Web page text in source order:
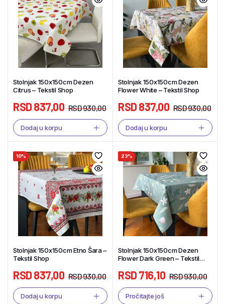
Stolnjak 150x150cm Dezen
Citrus – Tekstil Shop
RSD930,00
RSD837,00
Dodaj u korpu
Stolnjak 150x150cm Dezen
Flower White – Tekstil Shop
RSD930,00
RSD837,00
Dodaj u korpu
10%
Stolnjak 150x150cm Etno Šara –
Tekstil Shop
RSD930,00
RSD837,00
Dodaj u korpu
23%
Stolnjak 150x150cm Dezen
Flower Dark Green – Tekstil
RSD930,00
RSD716,10
Pročitajte još